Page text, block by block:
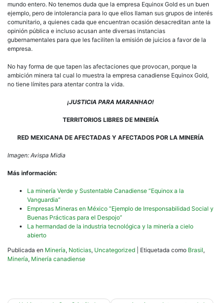
mundo entero. No tenemos duda que la empresa Equinox Gold es un buen
ejemplo, pero de intolerancia para lo que ellos llaman sus grupos de interés
comunitario, a quienes cada que encuentran ocasión desacreditan ante la
opinión pública e incluso acusan ante diversas instancias
gubernamentales para que les faciliten la emisión de juicios a favor de la
empresa.
No hay forma de que tapen las afectaciones que provocan, porque la
ambición minera tal cual lo muestra la empresa canadiense Equinox Gold,
no tiene límites para atentar contra la vida.
¡JUSTICIA PARA MARANHAO!
TERRITORIOS LIBRES DE MINERÍA
RED MEXICANA DE AFECTADAS Y AFECTADOS POR LA MINERÍA
Imagen: Avispa Midia
Más información:
La minería Verde y Sustentable Canadiense “Equinox a la
Vanguardia”
Empresas Mineras en México “Ejemplo de Irresponsabilidad Social y
Buenas Prácticas para el Despojo”
La hermandad de la industria tecnológica y la minería a cielo
abierto
Publicada en Minería, Noticias, Uncategorized Etiquetada como Brasil,
Minería, Minería canadiense